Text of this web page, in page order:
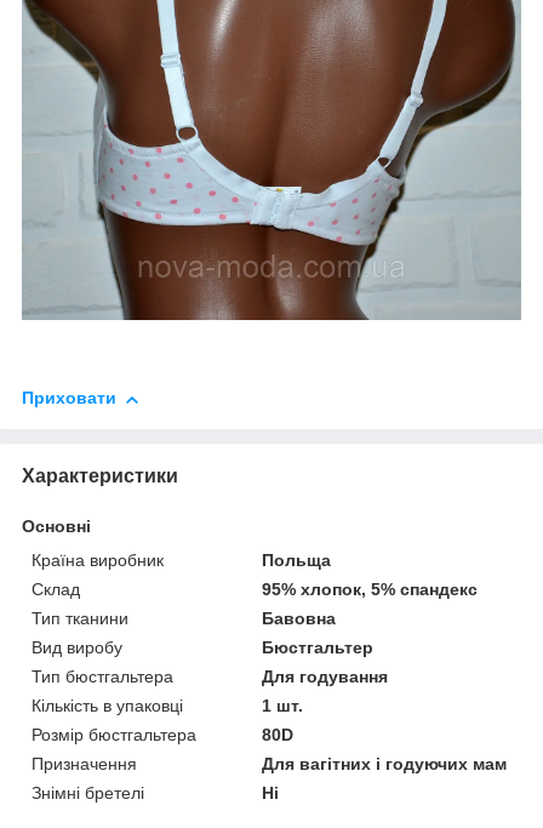
Приховати
Характеристики
Основні
Країна виробник
Польща
Склад
95% хлопок, 5% спандекс
Тип тканини
Бавовна
Вид виробу
Бюстгальтер
Тип бюстгальтера
Для годування
Кількість в упаковці
1 шт.
Розмір бюстгальтера
80D
Призначення
Для вагітних і годуючих мам
Знімні бретелі
Ні